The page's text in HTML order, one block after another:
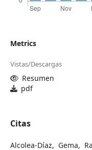
Metrics
Vistas/Descargas
Resumen
pdf
Citas
Alcolea-Díaz, Gema,